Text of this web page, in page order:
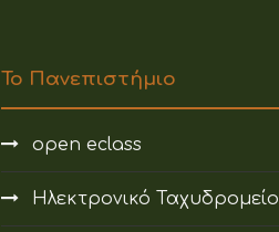
Το Πανεπιστήμιο
open eclass
Ηλεκτρονικό Ταχυδρομείο